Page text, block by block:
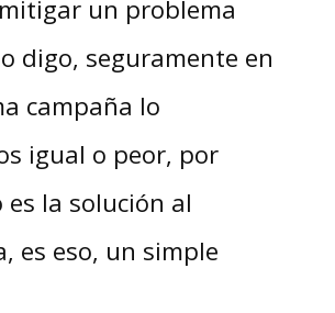
un problema
digo, seguramente en
campaña lo
igual o peor, por
la solución al
es eso, un simple